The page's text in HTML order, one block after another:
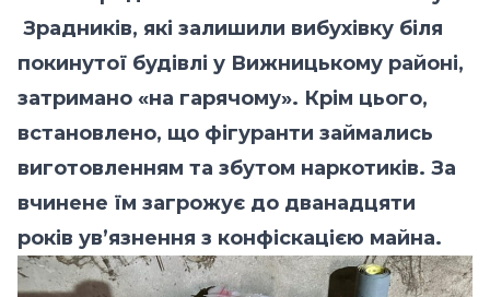
Зрадників, які залишили вибухівку біля
покинутої будівлі у Вижницькому районі,
затримано «на гарячому». Крім цього,
встановлено, що фігуранти займались
виготовленням та збутом наркотиків. За
вчинене їм загрожує до дванадцяти
років ув’язнення з конфіскацією майна.